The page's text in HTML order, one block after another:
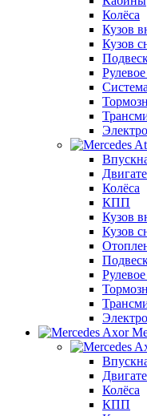
Колёса
Кузов
Кузов
Колёса
КПП
Кузов
Кузов
Колёса
КПП